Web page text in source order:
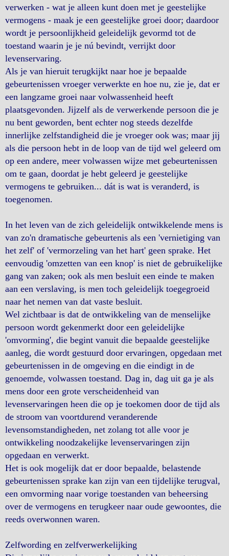
verwerken - wat je alleen kunt doen met je geestelijke
vermogens - maak je een geestelijke groei door; daardoor
wordt je persoonlijkheid geleidelijk gevormd tot de
toestand waarin je je nú bevindt, verrijkt door
levenservaring.
Als je van hieruit terugkijkt naar hoe je bepaalde
gebeurtenissen vroeger verwerkte en hoe nu, zie je, dat er
een langzame groei naar volwassenheid heeft
plaatsgevonden. Jijzelf als de verwerkende persoon die je
nu bent geworden, bent echter nog steeds dezelfde
innerlijke zelfstandigheid die je vroeger ook was; maar jij
als die persoon hebt in de loop van de tijd wel geleerd om
op een andere, meer volwassen wijze met gebeurtenissen
om te gaan, doordat je hebt geleerd je geestelijke
vermogens te gebruiken... dát is wat is veranderd, is
toegenomen.
In het leven van de zich geleidelijk ontwikkelende mens is
van zo'n dramatische gebeurtenis als een 'vernietiging van
het zelf' of 'vermorzeling van het hart' geen sprake. Het
eenvoudig 'omzetten van een knop' is niet de gebruikelijke
gang van zaken; ook als men besluit een einde te maken
aan een verslaving, is men toch geleidelijk toegegroeid
naar het nemen van dat vaste besluit.
Wel zichtbaar is dat de ontwikkeling van de menselijke
persoon wordt gekenmerkt door een geleidelijke
'omvorming', die begint vanuit die bepaalde geestelijke
aanleg, die wordt gestuurd door ervaringen, opgedaan met
gebeurtenissen in de omgeving en die eindigt in de
genoemde, volwassen toestand. Dag in, dag uit ga je als
mens door een grote verscheidenheid van
levenservaringen heen die op je toekomen door de tijd als
de stroom van voortdurend veranderende
levensomstandigheden, net zolang tot alle voor je
ontwikkeling noodzakelijke levenservaringen zijn
opgedaan en verwerkt.
Het is ook mogelijk dat er door bepaalde, belastende
gebeurtenissen sprake kan zijn van een tijdelijke terugval,
een omvorming naar vorige toestanden van beheersing
over de vermogens en terugkeer naar oude gewoontes, die
reeds overwonnen waren.
Zelfwording en zelfverwerkelijking